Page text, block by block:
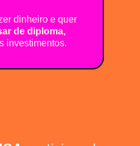
dinheiro e quer
de diploma,
investimentos.